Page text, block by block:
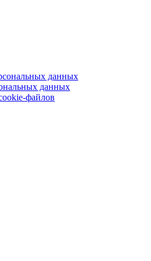
данных
данных
файлов